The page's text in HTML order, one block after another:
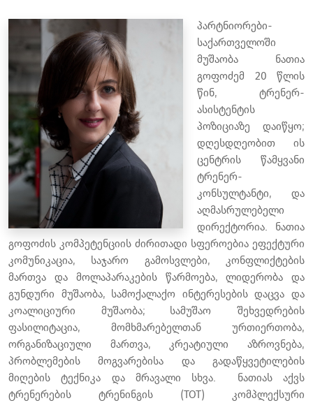
პარტნიორები-
საქართველოში
მუშაობა ნათია
გოფოძემ 20 წლის
წინ, ტრენერ-
ასისტენტის
პოზიციაზე დაიწყო;
დღესდღეობით ის
ცენტრის წამყვანი
ტრენერ-
კონსულტანტი, და
აღმასრულებელი
დირექტორია. ნათია
გოფოძის კომპეტენციის ძირითადი სფეროებია ეფექტური
კომუნიკაცია, საჯარო გამოსვლები, კონფლიქტების
მართვა და მოლაპარაკების წარმოება, ლიდერობა და
გუნდური მუშაობა, სამოქალაქო ინტერესების დაცვა და
კოალიციური მუშაობა; სამუშაო შეხვედრების
ფასილიტაცია, მომხმარებელთან ურთიერთობა,
ორგანიზაციული მართვა, კრეატიული აზროვნება,
პრობლემების მოგვარებისა და გადაწყვეტილების
მიღების ტექნიკა და მრავალი სხვა. ნათიას აქვს
ტრენერების ტრენინგის (TOT) კომპლექსური